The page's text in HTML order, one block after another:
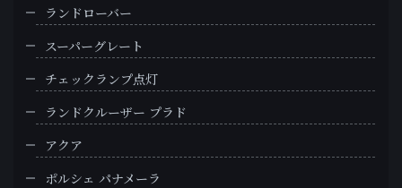
ランドローバー
スーパーグレート
チェックランプ点灯
ランドクルーザー プラド
アクア
ポルシェ パナメーラ